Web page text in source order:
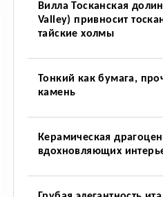
Вилла Тосканская
Valley) привносит
тайские холмы
Тонкий как бумага,
камень
Керамическая
вдохновляющих